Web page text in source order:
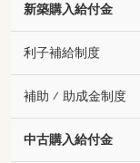
新築購入給付金
利子補給制度
補助 ⁄ 助成金制度
中古購入給付金